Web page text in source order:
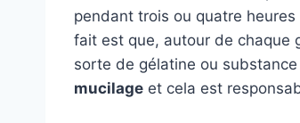
pendant trois ou quatre
fait est que, autour de chaque
sorte de gélatine ou substance
mucilage et cela est